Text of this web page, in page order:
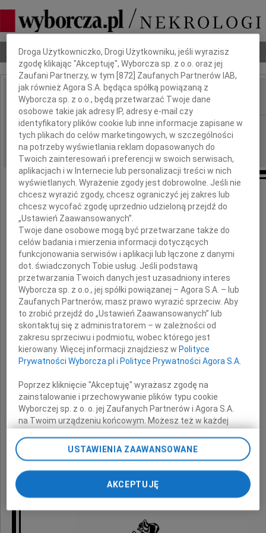
Nekrologi Odeszli Poradnik pogrzebowy
IMIĘ I NAZWISKO:
REGION: Gdańsk
DATA EMISJI: 02.06.2012
Joasi Polejewskiej
wyrazy współczucia
z powodu śmierci
Teścia
składają
koleżanki i koledzy
z Katedry Technologii Leków i Biochemii
Dbamy o Twoją prywatność
Droga Użytkowniczko, Drogi Użytkowniku, jeśli wyrazisz
zgodę klikając "Akceptuję", Wyborcza sp. z o.o. oraz jej
Zaufani Partnerzy, w tym [872 ] Zaufanych Partnerów IAB,
jak również Agora S.A. będąca spółką powiązaną z
Wyborcza sp. z o.o., będą przetwarzać Twoje dane
osobowe takie jak adresy IP, adresy e-mail czy
identyfikatory plików cookie lub inne informacje zapisane w
tych plikach do celów marketingowych, w szczególności
na potrzeby wyświetlania reklam dopasowanych do
Twoich zainteresowań i preferencji w swoich serwisach,
aplikacjach i w Internecie lub personalizacji treści w nich
wyświetlanych. Wyrażenie zgody jest dobrowolne. Jeśli nie
chcesz wyrazić zgody, chcesz ograniczyć jej zakres lub
chcesz wycofać zgodę uprzednio udzieloną przejdź do
„Ustawień Zaawansowanych”.
Twoje dane osobowe mogą być przetwarzane także do
celów badania i mierzenia informacji dotyczących
funkcjonowania serwisów i aplikacji lub łączone z danymi
dot. świadczonych Tobie usług. Jeśli podstawą
przetwarzania Twoich danych jest uzasadniony interes
Wyborcza sp. z o.o., jej spółki powiązanej – Agora S.A. – lub
Zaufanych Partnerów, masz prawo wyrazić sprzeciw. Aby
to zrobić przejdź do „Ustawień Zaawansowanych” lub
skontaktuj się z administratorem – w zależności od
zakresu sprzeciwu i podmiotu, wobec którego jest
kierowany. Więcej informacji znajdziesz w Polityce
Prywatności Wyborcza.pl i Polityce Prywatności Agora S.A.
Poprzez kliknięcie "Akceptuję" wyrażasz zgodę na
zainstalowanie i przechowywanie plików typu cookie
Wyborczej sp. z o. o. jej Zaufanych Partnerów i Agora S.A.
na Twoim urządzeniu końcowym. Możesz też w każdej
ponownie wywołując narzędzie do zarządzania Twoimi
preferencjami dot. przetwarzania danych poprzez
odnośnik „Ustawienia prywatności” w stopce serwisu i
przechodząc do sekcji „Ustawienia zaawansowane”.
Zmiana ustawień plików cookie możliwa jest także za
My, nasi Zaufani Partnerzy i Agora S.A. możemy
USTAWIENIA ZAAWANSOWANE
AKCEPTUJĘ